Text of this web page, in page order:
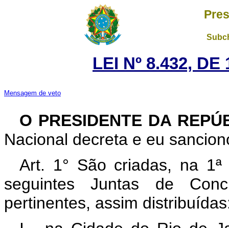
LEI Nº 8.432, DE
Mensagem de veto
O PRESIDENTE DA
Nacional decreta e eu
Art. 1° São criadas, na
seguintes Juntas de
pertinentes, assim